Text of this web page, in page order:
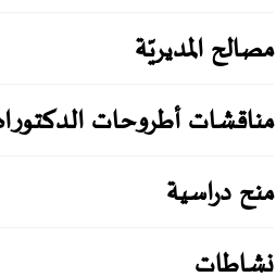
مصالح المديريّة
مناقشات أطروحات
منح دراسية
نشاطات